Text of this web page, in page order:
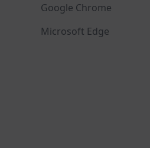
Google Chrome
Microsoft Edge